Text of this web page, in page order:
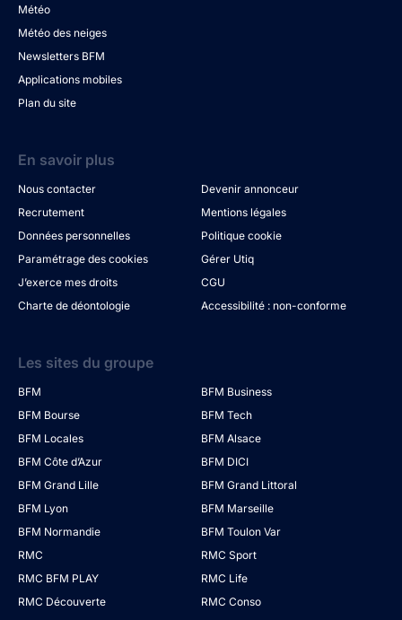
Météo
Météo des neiges
Newsletters BFM
Applications mobiles
Plan du site
En savoir plus
Nous contacter
Devenir annonceur
Recrutement
Mentions légales
Données personnelles
Politique cookie
Paramétrage des cookies
Gérer Utiq
J’exerce mes droits
CGU
Charte de déontologie
Accessibilité : non-conforme
Les sites du groupe
BFM
BFM Business
BFM Bourse
BFM Tech
BFM Locales
BFM Alsace
BFM Côte d’Azur
BFM DICI
BFM Grand Lille
BFM Grand Littoral
BFM Lyon
BFM Marseille
BFM Normandie
BFM Toulon Var
RMC
RMC Sport
RMC BFM PLAY
RMC Life
RMC Découverte
RMC Conso